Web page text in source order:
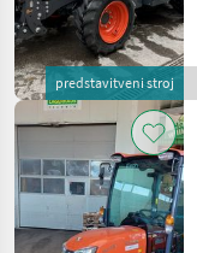
predstavitveni stroj